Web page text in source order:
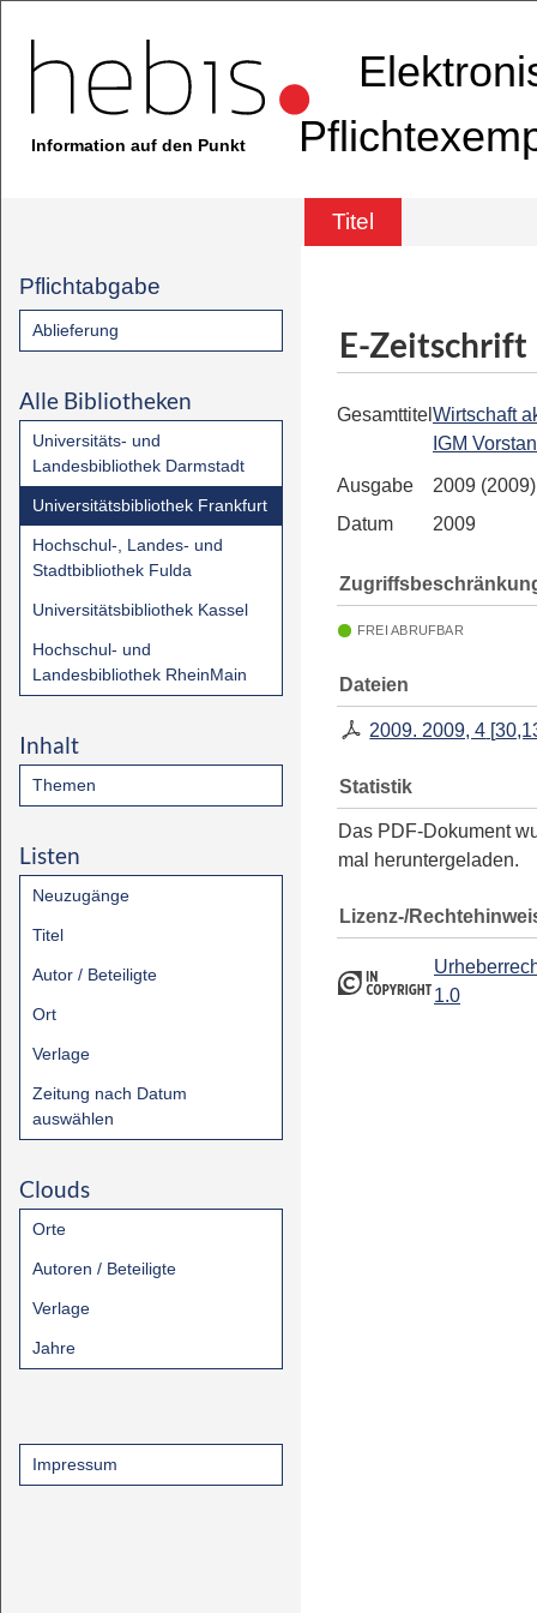
Information auf den Punkt
Titel
Pflichtabgabe
Ablieferung
Alle Bibliotheken
Universitäts- und
Landesbibliothek Darmstadt
Universitätsbibliothek Frankfurt
Hochschul-, Landes- und
Stadtbibliothek Fulda
Universitätsbibliothek Kassel
Hochschul- und
Landesbibliothek RheinMain
Inhalt
Themen
Listen
Neuzugänge
Titel
Autor / Beteiligte
Ort
Verlage
Zeitung nach Datum
auswählen
Clouds
Orte
Autoren / Beteiligte
Verlage
Jahre
Impressum
E-Zeitschrift
Gesamttitel Wirtschaft
IGM
Ausgabe
2009
Datum
2009
FREI ABRUFBAR
Dateien
2009. 2009, 4 [
Statistik
Das PDF-Dokument
mal heruntergeladen.
Lizenz-/
1.0